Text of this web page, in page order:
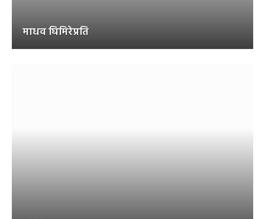
माधव घिमिरेप्रति